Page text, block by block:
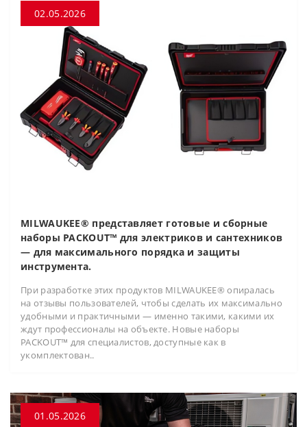
02.05.2026
MILWAUKEE® представляет готовые и сборные
наборы PACKOUT™ для электриков и сантехников
— для максимального порядка и защиты
инструмента.
При разработке этих продуктов MILWAUKEE® опиралась
на отзывы пользователей, чтобы сделать их максимально
удобными и практичными — именно такими, какими их
ждут профессионалы на объекте. Новые наборы
PACKOUT™ для специалистов, доступные как в
укомплектован..
01.05.2026